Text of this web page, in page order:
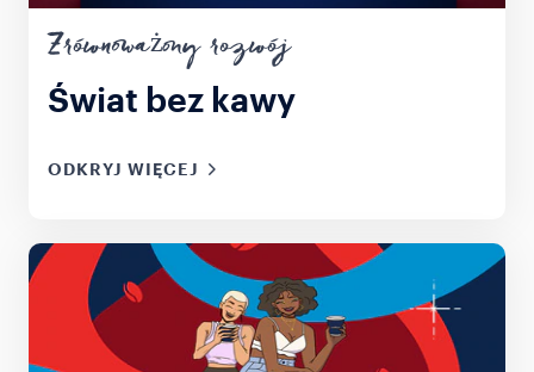
Zrównoważony rozwój
Świat bez kawy
ODKRYJ WIĘCEJ